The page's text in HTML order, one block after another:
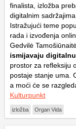
finalista, izložba
digitalnim
Istražujući teme
rada i izvođenja
Gedvilė
ismijavaju
prostor za refleksiju
postaje stanje uma.
a moći će se
Kulturpunkt
izložba Organ Vida